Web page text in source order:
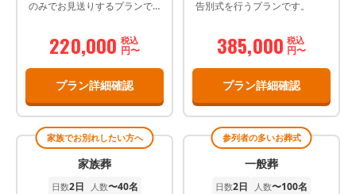
のみでお見送りするプランで
220,000 税込
円〜
プラン詳細確認
告別式を行うプランです。
385,000 税込
円〜
プラン詳細確認
家族でお別れしたい方へ
家族葬
日数2日 人数〜40名
参列者の多いお葬式
一般葬
日数2日 人数〜100名